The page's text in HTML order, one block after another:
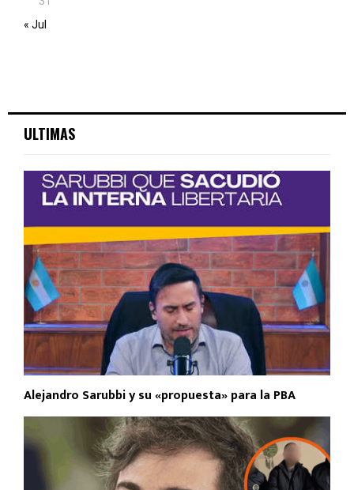
« Jul
ULTIMAS
Alejandro Sarubbi y su «propuesta» para la PBA